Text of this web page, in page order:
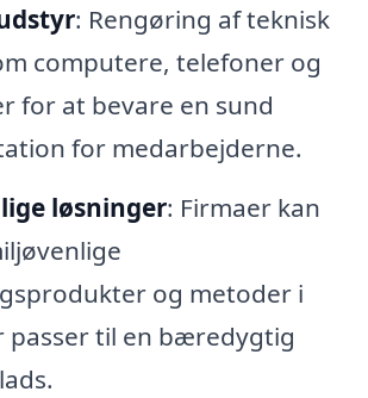
: Rengøring af teknisk
computere, telefoner og
for at bevare en sund
for medarbejderne.
løsninger: Firmaer kan
og metoder i
passer til en bæredygtig